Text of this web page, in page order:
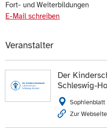
Fort- und Weiterbildungen
E-Mail schreiben
Veranstalter
Der
Schleswig-
Sophienblatt
Zur Webseite